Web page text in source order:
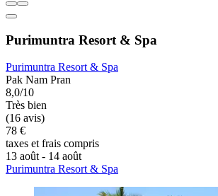
Purimuntra Resort & Spa
Purimuntra Resort & Spa
Pak Nam Pran
8,0/10
Très bien
(16 avis)
78 €
taxes et frais compris
13 août - 14 août
Purimuntra Resort & Spa